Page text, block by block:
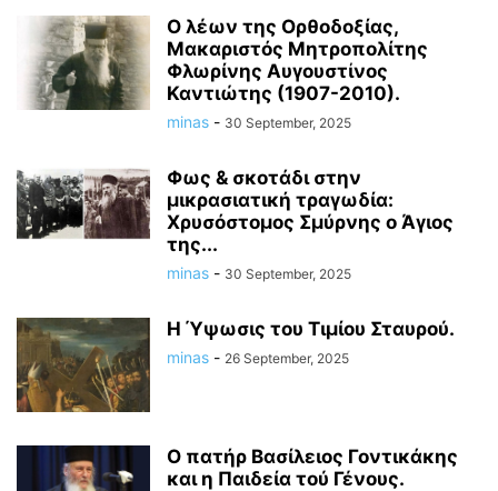
Ο λέων της Ορθοδοξίας,
Μακαριστός Μητροπολίτης
Φλωρίνης Αυγουστἰνος
Καντιώτης (1907-2010).
minas - 30 September, 2025
Φως & σκοτάδι στην
μικρασιατική τραγωδία:
Χρυσόστομος Σμύρνης ο Άγιος
της...
minas - 30 September, 2025
Η Ύψωσις του Τιμίου Σταυρού.
minas - 26 September, 2025
Ο πατήρ Βασίλειος Γοντικάκης
και η Παιδεία τού Γένους.